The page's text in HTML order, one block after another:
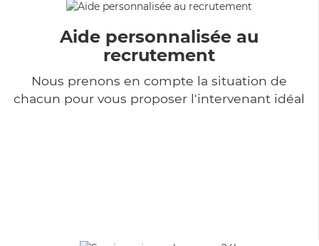
Aide personnalisée au
recrutement
Nous prenons en compte la situation de
chacun pour vous proposer l'intervenant idéal